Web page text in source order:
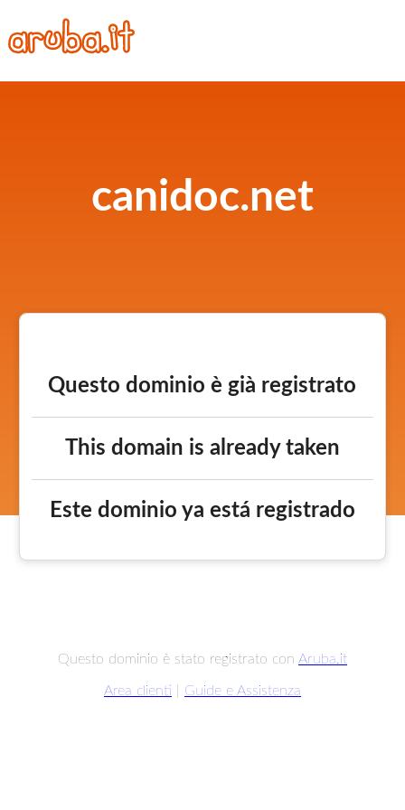
canidoc.net
Questo dominio è già registrato
This domain is already taken
Este dominio ya está registrado
Questo dominio è stato registrato con Aruba.it
Area clienti Guide e Assistenza